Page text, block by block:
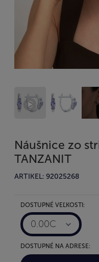
Náušnice zo
TANZANIT
ARTIKEL: 92025268
DOSTUPNÉ VEĽKOSTI:
0.00C
DOSTUPNÉ NA ADRESE: